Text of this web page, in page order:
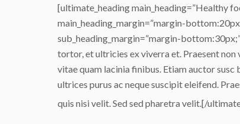
[ultimate_heading main_heading=”Healthy
main_heading_margin=”margin-
sub_heading_margin=”margin-
tortor, et ultricies ex viverra et. Praesent non
vitae quam lacinia finibus. Etiam auctor
ultrices purus ac neque suscipit eleifend.
quis nisi velit. Sed sed pharetra velit.[/